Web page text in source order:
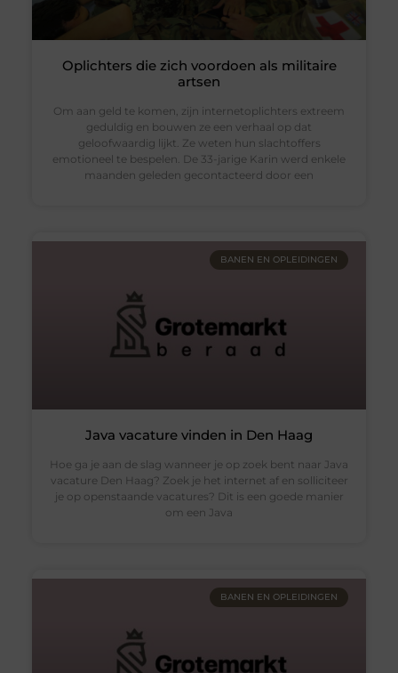
Oplichters die zich voordoen als militaire
artsen
Om aan geld te komen, zijn internetoplichters extreem
geduldig en bouwen ze een verhaal op dat
geloofwaardig lijkt. Ze weten hun slachtoffers
emotioneel te bespelen. De 33-jarige Karin werd enkele
maanden geleden gecontacteerd door een
BANEN EN OPLEIDINGEN
Java vacature vinden in Den Haag
Hoe ga je aan de slag wanneer je op zoek bent naar Java
vacature Den Haag? Zoek je het internet af en solliciteer
je op openstaande vacatures? Dit is een goede manier
om een Java
BANEN EN OPLEIDINGEN